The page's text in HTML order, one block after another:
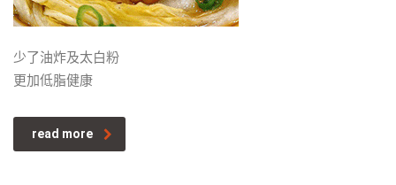
少了油炸及太白粉
更加低脂健康
read more